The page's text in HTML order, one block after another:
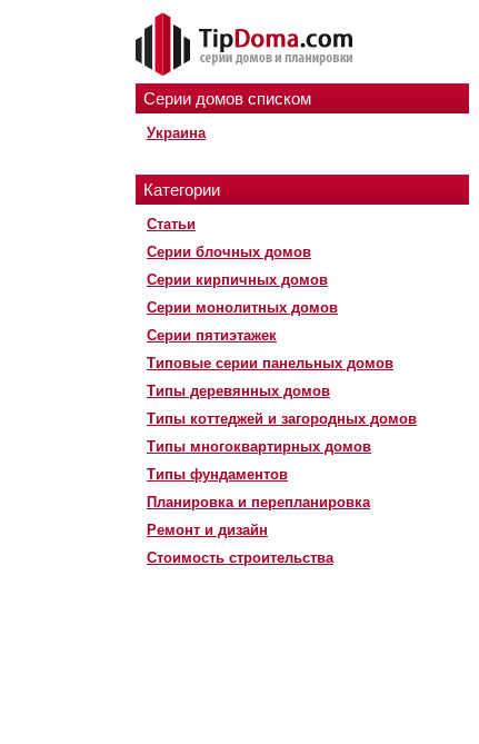
Серии домов списком
Украина
Категории
Статьи
Серии блочных домов
Серии кирпичных домов
Серии монолитных домов
Серии пятиэтажек
Типовые серии панельных домов
Типы деревянных домов
Типы коттеджей и загородных домов
Типы многоквартирных домов
Типы фундаментов
Планировка и перепланировка
Ремонт и дизайн
Стоимость строительства